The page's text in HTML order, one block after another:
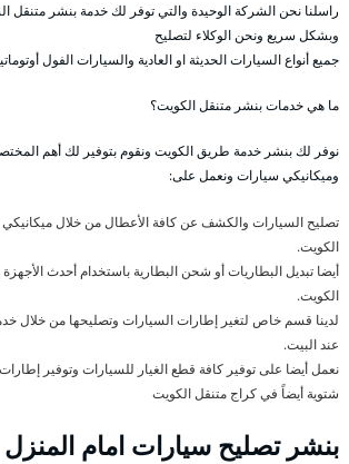
راسلنا نحن الشركة الوحيدة والتي توفر لك خدمة بنشر متنقل
وبشكل سريع ونحن الوكلاء لتصليح
جميع أنواع السيارات الحديثة او العادية والسيارات الفول
ما هي خدمات بنشر متنقل الكويت؟
نوفر لك بنشر خدمة طريق الكويت ونقوم بتوفير لك أهم
وميكانيكي سيارات ونعمل على:
تصليح السيارات والكشف عن كافة الأعطال من خلال
الكويت.
أيضا تبديل البطاريات أو شحن البطارية باستخدام أحدث
الكويت.
لدينا قسم خاص لتغير إطارات السيارات وتصليحها من خلال
عند البيت.
نعمل أيضا على توفير كافة قطع الغيار للسيارات وتوفير
شتوية أيضاً في كراج متنقل الكويت
بنشر تصليح سيارات امام المنزل